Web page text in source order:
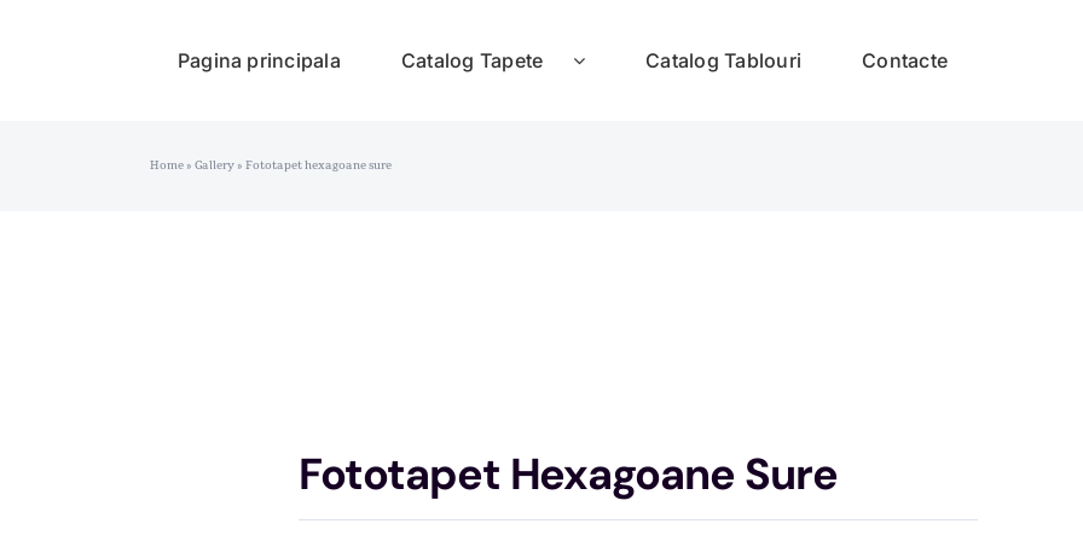
Pagina principala Catalog Tapete Catalog Tablouri Contacte
Home»Gallery»Fototapet hexagoane sure
Fototapet Hexagoane Sure